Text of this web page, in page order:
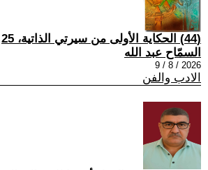
(44) الحكاية الأولى من سيرتي الذاتية، 25
السمّاح عبد الله
2026 / 8 / 9
الادب والفن